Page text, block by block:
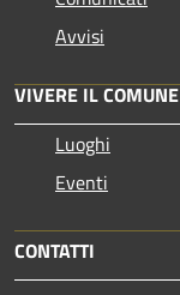
Avvisi
VIVERE IL COMUNE
Luoghi
Eventi
CONTATTI